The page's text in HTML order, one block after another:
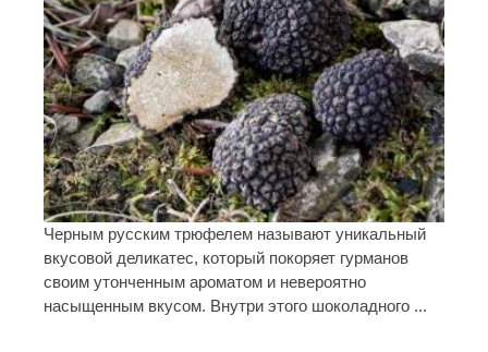
Черным русским трюфелем называют уникальный
вкусовой деликатес, который покоряет гурманов
своим утонченным ароматом и невероятно
насыщенным вкусом. Внутри этого шоколадного ...